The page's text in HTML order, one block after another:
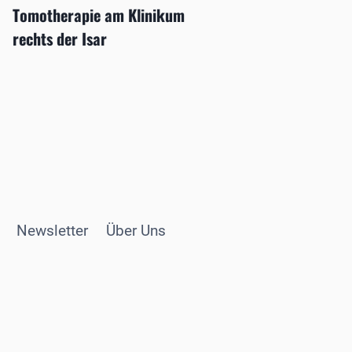
Tomotherapie am Klinikum
rechts der Isar
Newsletter Über Uns